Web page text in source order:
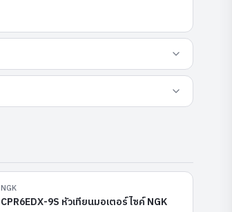
NGK
CPR6EDX-9S หัวเทียนมอเตอร์ไซค์ NGK